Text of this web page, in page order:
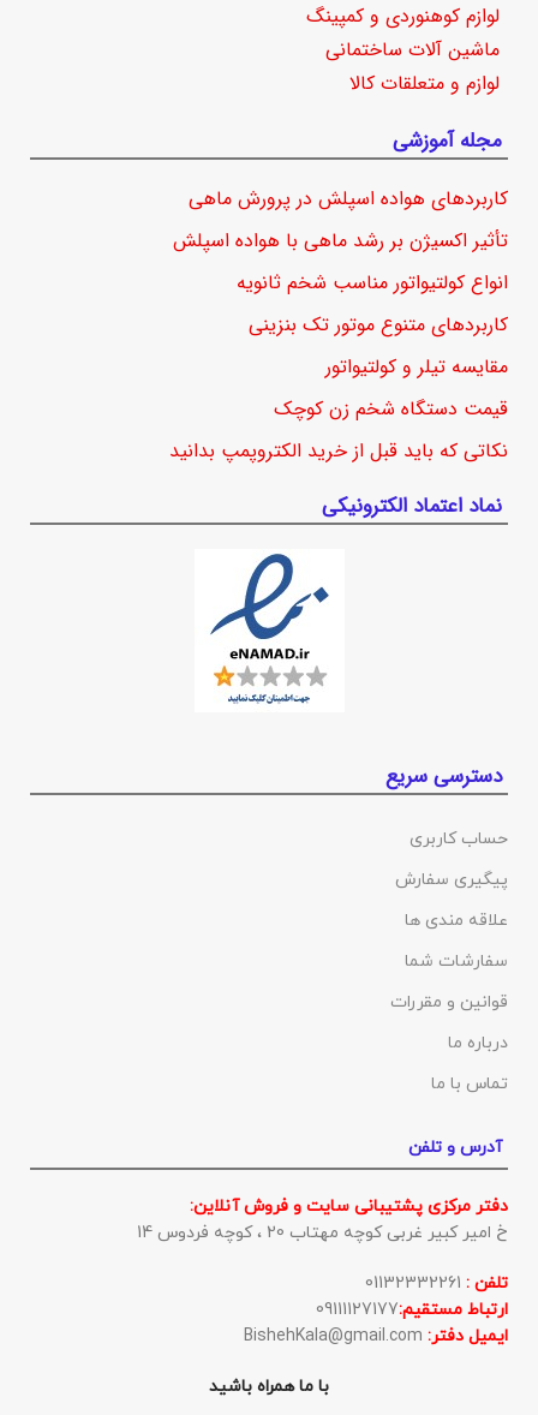
لوازم کوهنوردی و کمپینگ
ماشین آلات ساختمانی
لوازم و متعلقات کالا
مجله آموزشی
کاربردهای هواده اسپلش در پرورش ماهی
تأثیر اکسیژن بر رشد ماهی با هواده اسپلش
انواع کولتیواتور مناسب شخم ثانویه
کاربردهای متنوع موتور تک بنزینی
مقایسه تیلر و کولتیواتور
قیمت دستگاه شخم زن کوچک
نکاتی که باید قبل از خرید الکتروپمپ بدانید
نماد اعتماد الکترونیکی
دسترسی سریع
حساب کاربری
پیگیری سفارش
علاقه مندی ها
سفارشات شما
قوانین و مقررات
درباره ما
تماس با ما
آدرس و تلفن
دفتر مرکزی پشتیبانی سایت و فروش آنلاین:
خ امیر کبیر غربی کوچه مهتاب 20 ، کوچه فردوس 14
تلفن :
ارتباط مستقیم:09111127177
ایمیل دفتر:
با ما همراه باشید